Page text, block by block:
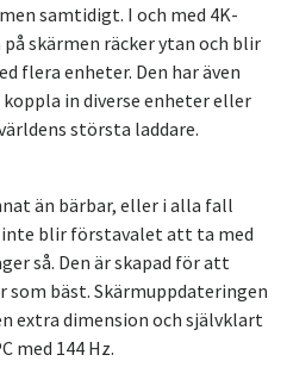
samtidigt. I och med 4K-
skärmen räcker ytan och blir
flera enheter. Den har även
in diverse enheter eller
största laddare.
än bärbar, eller i alla fall
blir förstavalet att ta med
så. Den är skapad för att
som bäst. Skärmuppdateringen
extra dimension och självklart
med 144 Hz.